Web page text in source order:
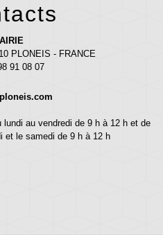
PLONEIS - FRANCE
91 08 07
au vendredi de 9 h à 12 h et de
et le samedi de 9 h à 12 h